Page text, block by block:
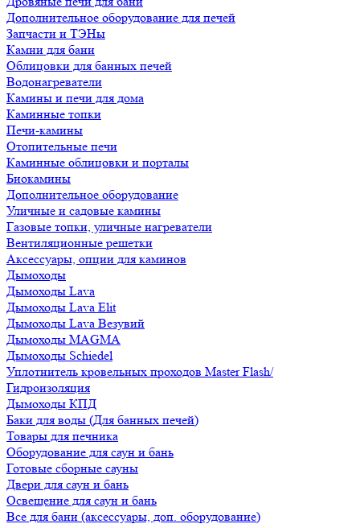
Дополнительное оборудование для печей
Запчасти и ТЭНы
Камни для бани
Облицовки для банных печей
Водонагреватели
Камины и печи для дома
Каминные топки
Печи-камины
Отопительные печи
Каминные облицовки и порталы
Биокамины
Дополнительное оборудование
Уличные и садовые камины
Газовые топки, уличные нагреватели
Вентиляционные решетки
Аксессуары, опции для каминов
Дымоходы
Дымоходы Lava
Дымоходы Lava Elit
Дымоходы Lava Везувий
Дымоходы MAGMA
Дымоходы Schiedel
Уплотнитель кровельных проходов Master Flash/
Гидроизоляция
Дымоходы КПД
Баки для воды (Для банных печей)
Товары для печника
Оборудование для саун и бань
Готовые сборные сауны
Двери для саун и бань
Освещение для саун и бань
Все для бани (аксессуары, доп. оборудование)